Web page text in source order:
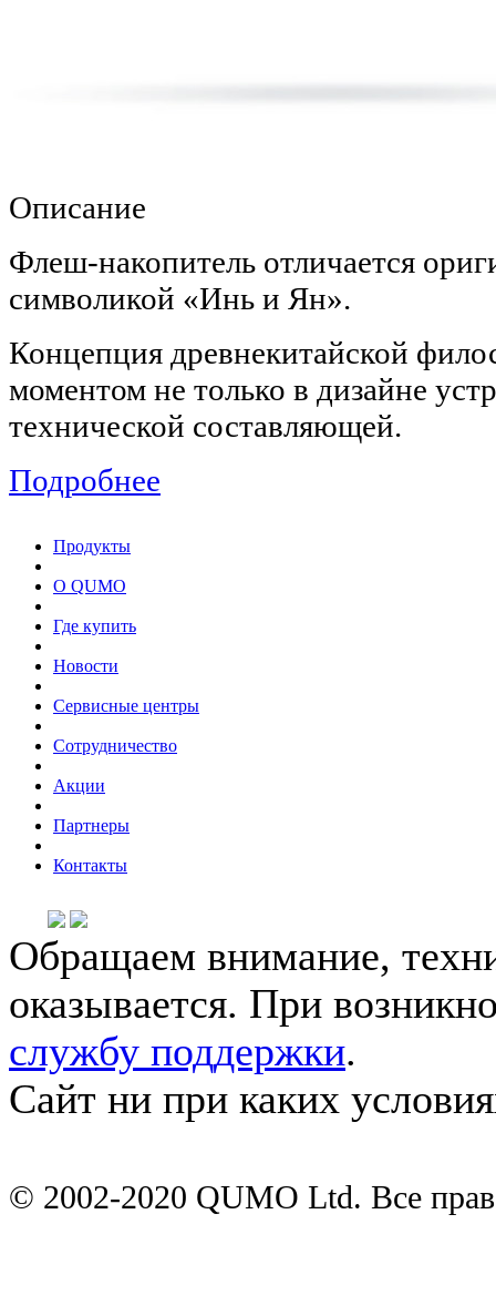
Описание
Флеш-накопитель отличается
символикой «Инь и Ян».
Концепция древнекитайской
моментом не только в дизайне
технической составляющей.
Подробнее
Продукты
О QUMO
Где купить
Новости
Сервисные центры
Сотрудничество
Акции
Партнеры
Контакты
Обращаем внимание,
оказывается. При
службу поддержки.
Сайт ни при каких
© 2002-2020 QUMO Ltd. Все